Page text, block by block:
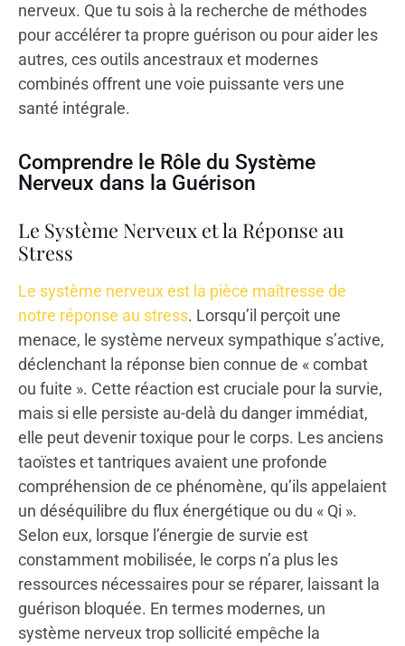
nerveux. Que tu sois à la recherche de méthodes
pour accélérer ta propre guérison ou pour aider les
autres, ces outils ancestraux et modernes
combinés offrent une voie puissante vers une
santé intégrale.
Comprendre le Rôle du Système
Nerveux dans la Guérison
Le Système Nerveux et la Réponse au
Stress
Le système nerveux est la pièce maîtresse de
notre réponse au stress. Lorsqu’il perçoit une
menace, le système nerveux sympathique s’active,
déclenchant la réponse bien connue de « combat
ou fuite ». Cette réaction est cruciale pour la survie,
mais si elle persiste au-delà du danger immédiat,
elle peut devenir toxique pour le corps. Les anciens
taoïstes et tantriques avaient une profonde
compréhension de ce phénomène, qu’ils appelaient
un déséquilibre du flux énergétique ou du « Qi ».
Selon eux, lorsque l’énergie de survie est
constamment mobilisée, le corps n’a plus les
ressources nécessaires pour se réparer, laissant la
guérison bloquée. En termes modernes, un
système nerveux trop sollicité empêche la